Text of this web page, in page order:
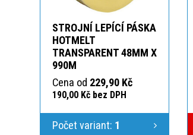
STROJNÍ LEPÍCÍ PÁSKA
HOTMELT
TRANSPARENT 48MM X
990M
Cena od 229,90 Kč
190,00 Kč bez DPH
Počet variant: 1